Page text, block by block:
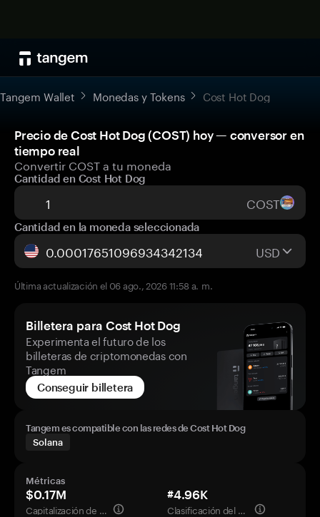
Tangem Wallet Monedas y Tokens Cost Hot Dog
Precio de Cost Hot Dog (COST) hoy — conversor en
tiempo real
Convertir COST a tu moneda
Cantidad en Cost Hot Dog
COST
Cantidad en la moneda seleccionada
USD
Última actualización el 06 ago., 2026 11:58 a. m.
Billetera para Cost Hot Dog
Experimenta el futuro de los
billeteras de criptomonedas con
Tangem
Conseguir billetera
Tangem es compatible con las redes de Cost Hot Dog
Solana
Métricas
$0.17M
Capitalización de mercado
#4.96K
Clasificación del mercado